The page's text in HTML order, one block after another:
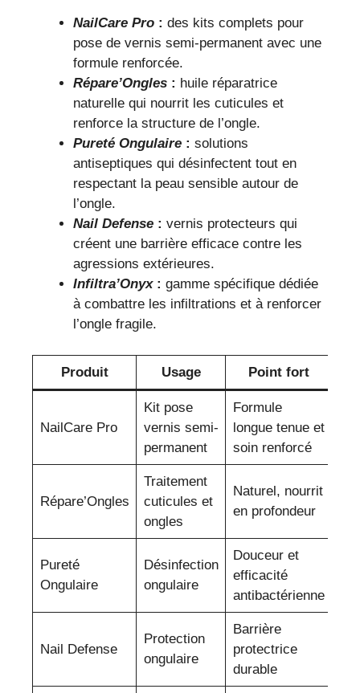
NailCare Pro : des kits complets pour
pose de vernis semi-permanent avec une
formule renforcée.
Répare’Ongles : huile réparatrice
naturelle qui nourrit les cuticules et
renforce la structure de l’ongle.
Pureté Ongulaire : solutions
antiseptiques qui désinfectent tout en
respectant la peau sensible autour de
l’ongle.
Nail Defense : vernis protecteurs qui
créent une barrière efficace contre les
agressions extérieures.
Infiltra’Onyx: gamme spécifique dédiée
à combattre les infiltrations et à renforcer
l’ongle fragile.
Produit Usage Point fort
NailCare Pro
Kit pose
vernis semi-
permanent
Formule
longue tenue et
soin renforcé
Répare’Ongles
Traitement
cuticules et
ongles
Naturel, nourrit
en profondeur
Pureté
Ongulaire
Désinfection
ongulaire
Douceur et
efficacité
antibactérienne
Nail Defense
Protection
ongulaire
Barrière
protectrice
durable